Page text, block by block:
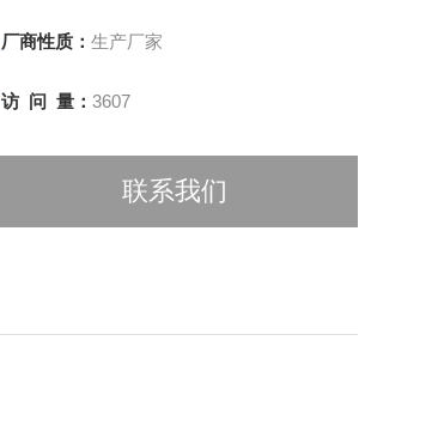
厂商性质： 生产厂家
访 问 量： 3607
联系我们